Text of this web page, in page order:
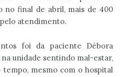
no final de abril, mais de 400
atendimento.
foi da paciente Débora
unidade sentindo mal-estar,
mesmo com o hospital